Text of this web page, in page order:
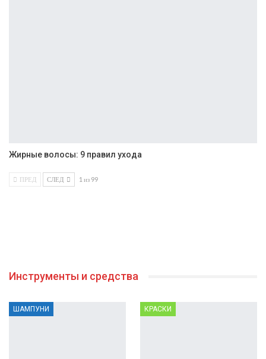
Жирные волосы: 9 правил ухода
ПРЕД СЛЕД 1 из 99
Инструменты и средства
ШАМПУНИ КРАСКИ